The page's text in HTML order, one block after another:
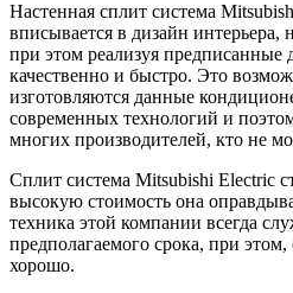
Настенная сплит система
вписывается в дизайн интерьера,
при этом реализуя предписанные
качественно и быстро. Это
изготовляются данные
современных технологий и
многих производителей, кто не
Сплит система Mitsubishi Electric
высокую стоимость она
техника этой компании всегда
предполагаемого срока, при этом,
хорошо.